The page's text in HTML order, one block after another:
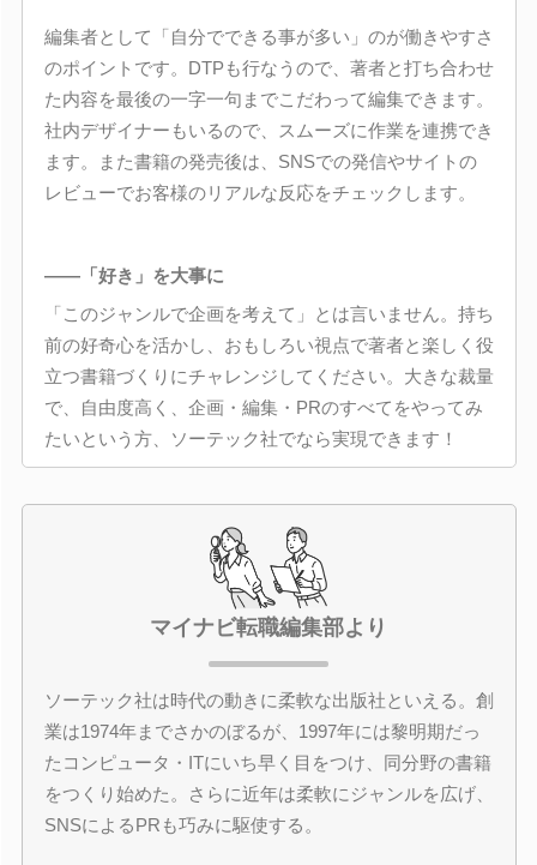
編集者として「自分でできる事が多い」のが働きやすさ
のポイントです。DTPも行なうので、著者と打ち合わせ
た内容を最後の一字一句までこだわって編集できます。
社内デザイナーもいるので、スムーズに作業を連携でき
ます。また書籍の発売後は、SNSでの発信やサイトの
レビューでお客様のリアルな反応をチェックします。
――「好き」を大事に
「このジャンルで企画を考えて」とは言いません。持ち
前の好奇心を活かし、おもしろい視点で著者と楽しく役
立つ書籍づくりにチャレンジしてください。大きな裁量
で、自由度高く、企画・編集・PRのすべてをやってみ
たいという方、ソーテック社でなら実現できます！
マイナビ転職編集部より
ソーテック社は時代の動きに柔軟な出版社といえる。創
業は1974年までさかのぼるが、1997年には黎明期だっ
たコンピュータ・ITにいち早く目をつけ、同分野の書籍
をつくり始めた。さらに近年は柔軟にジャンルを広げ、
SNSによるPRも巧みに駆使する。